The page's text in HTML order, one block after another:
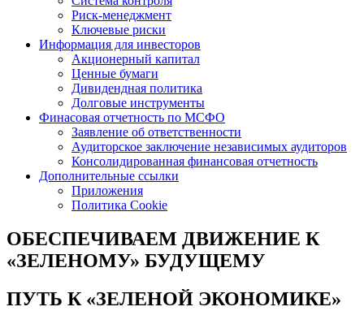
Риск-менеджмент
Ключевые риски
Информация для инвесторов
Акционерный капитал
Ценные бумаги
Дивидендная политика
Долговые инструменты
Финасовая отчетность по МСФО
Заявление об ответственности
Аудиторское заключение независимых аудиторов
Консолидированная финансовая отчетность
Дополнительные ссылки
Приложения
Политика Cookie
ОБЕСПЕЧИВАЕМ ДВИЖЕНИЕ К
«ЗЕЛЕНОМУ» БУДУЩЕМУ
ПУТЬ К«ЗЕЛЕНОЙ ЭКОНОМИКЕ»